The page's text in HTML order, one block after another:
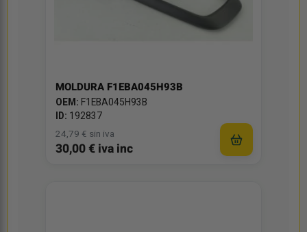
MOLDURA F1EBA045H93B
OEM: F1EBA045H93B
ID: 192837
24,79 € sin iva
30,00 € iva inc